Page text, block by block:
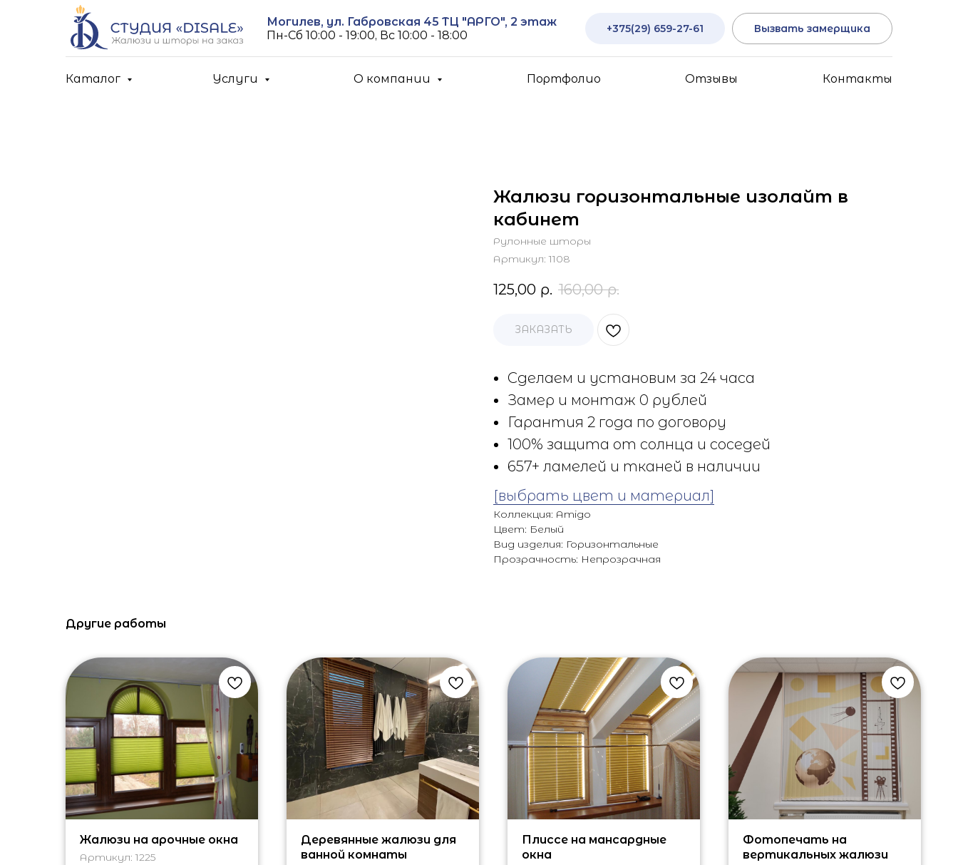
Могилев, ул. Габровская 45 ТЦ "АРГО", 2 этаж
Пн-Cб 10:00 - 19:00, Вс 10:00 - 18:00
+375(29) 659-27-61 Вызвать замерщика
Каталог Услуги О компании Портфолио Отзывы Контакты
Жалюзи горизонтальные изолайт в
кабинет
Рулонные шторы
Артикул: 1108
125,00 р. 160,00 р.
ЗАКАЗАТЬ
Сделаем и установим за 24 часа
Замер и монтаж 0 рублей
Гарантия 2 года по договору
100% защита от солнца и соседей
657+ ламелей и тканей в наличии
[выбрать цвет и материал]
Коллекция: Amigo
Цвет: Белый
Вид изделия: Горизонтальные
Прозрачность: Непрозрачная
Другие работы
Жалюзи на арочные окна
Артикул: 1225
Деревянные жалюзи для
ванной комнаты
Плиссе на мансардные
окна
Фотопечать на
вертикальных жалюзи